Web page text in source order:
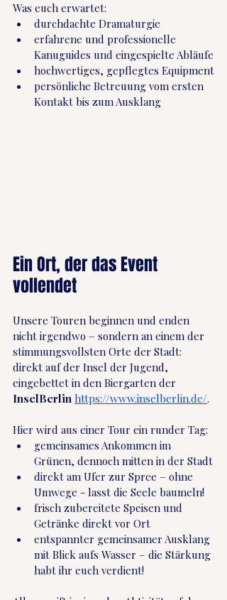
Was euch erwartet:
durchdachte Dramaturgie
erfahrene und professionelle
Kanuguides und eingespielte Abläufe
hochwertiges, gepflegtes Equipment
persönliche Betreuung vom ersten
Kontakt bis zum Ausklang
Ein Ort, der das Event
vollendet
Unsere Touren beginnen und enden
nicht irgendwo – sondern an einem der
stimmungsvollsten Orte der Stadt:
direkt auf der Insel der Jugend,
eingebettet in den Biergarten der
InselBerlin https://www.inselberlin.de/.
Hier wird aus einer Tour ein runder Tag:
gemeinsames Ankommen im
Grünen, dennoch mitten in der Stadt
direkt am Ufer zur Spree – ohne
Umwege - lasst die Seele baumeln!
frisch zubereitete Speisen und
Getränke direkt vor Ort
entspannter gemeinsamer Ausklang
mit Blick aufs Wasser – die Stärkung
habt ihr euch verdient!